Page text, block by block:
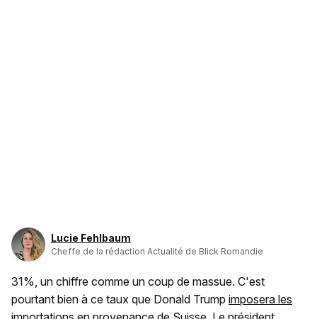
Lucie Fehlbaum
Cheffe de la rédaction Actualité de Blick Romandie
31%, un chiffre comme un coup de massue. C'est
pourtant bien à ce taux que Donald Trump imposera les